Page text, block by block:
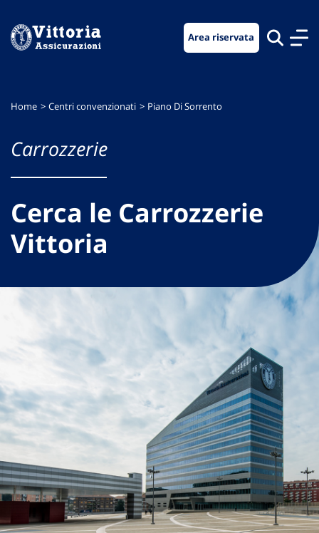
menu
contenuto
footer
Area riservata
Home Centri convenzionati Piano Di Sorrento
Carrozzerie
Cerca le Carrozzerie
Vittoria